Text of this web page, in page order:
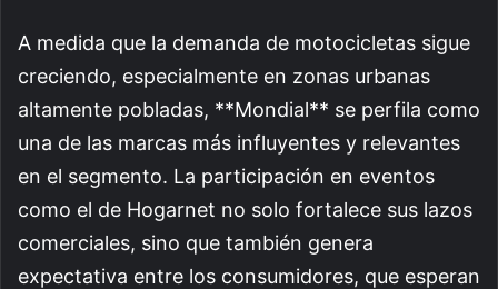
A medida que la demanda de motocicletas sigue
creciendo, especialmente en zonas urbanas
altamente pobladas, **Mondial** se perfila como
una de las marcas más influyentes y relevantes
en el segmento. La participación en eventos
como el de Hogarnet no solo fortalece sus lazos
comerciales, sino que también genera
expectativa entre los consumidores, que esperan